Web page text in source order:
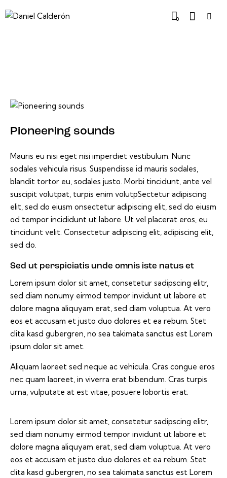
0
Pioneering sounds
Mauris eu nisi eget nisi imperdiet vestibulum. Nunc
sodales vehicula risus. Suspendisse id mauris sodales,
blandit tortor eu, sodales justo. Morbi tincidunt, ante vel
suscipit volutpat, turpis enim volutpSectetur adipiscing
elit, sed do eiusm onsectetur adipiscing elit, sed do eiusm
od tempor incididunt ut labore. Ut vel placerat eros, eu
tincidunt velit. Consectetur adipiscing elit, adipiscing elit,
sed do.
Sed ut perspiciatis unde omnis iste natus et
Lorem ipsum dolor sit amet, consetetur sadipscing elitr,
sed diam nonumy eirmod tempor invidunt ut labore et
dolore magna aliquyam erat, sed diam voluptua. At vero
eos et accusam et justo duo dolores et ea rebum. Stet
clita kasd gubergren, no sea takimata sanctus est Lorem
ipsum dolor sit amet.
Aliquam laoreet sed neque ac vehicula. Cras congue eros
nec quam laoreet, in viverra erat bibendum. Cras turpis
urna, vulputate at est vitae, posuere lobortis erat.
Lorem ipsum dolor sit amet, consetetur sadipscing elitr,
sed diam nonumy eirmod tempor invidunt ut labore et
dolore magna aliquyam erat, sed diam voluptua. At vero
eos et accusam et justo duo dolores et ea rebum. Stet
clita kasd gubergren, no sea takimata sanctus est Lorem